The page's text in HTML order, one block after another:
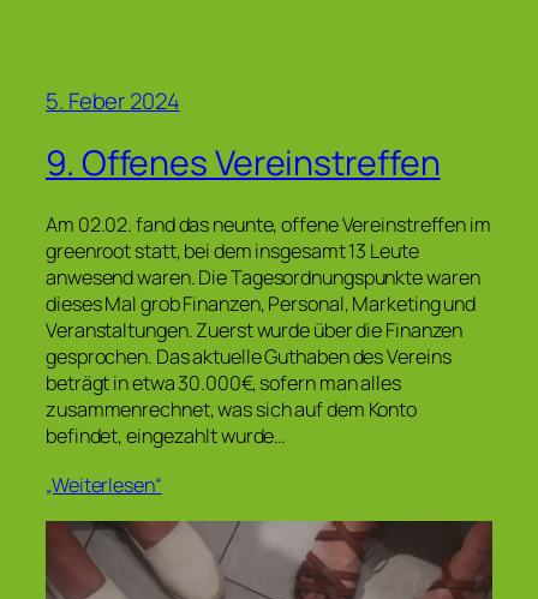
5. Feber 2024
9. Offenes Vereinstreffen
Am 02.02. fand das neunte, offene Vereinstreffen im
greenroot statt, bei dem insgesamt 13 Leute
anwesend waren. Die Tagesordnungspunkte waren
dieses Mal grob Finanzen, Personal, Marketing und
Veranstaltungen. Zuerst wurde über die Finanzen
gesprochen. Das aktuelle Guthaben des Vereins
beträgt in etwa 30.000€, sofern man alles
zusammenrechnet, was sich auf dem Konto
befindet, eingezahlt wurde…
„Weiterlesen“